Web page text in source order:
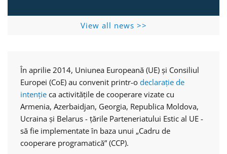
View all news >>
În aprilie 2014, Uniunea Europeană (UE) și Consiliul
Europei (CoE) au convenit printr-o declarație de
intenție ca activitățile de cooperare vizate cu
Armenia, Azerbaidjan, Georgia, Republica Moldova,
Ucraina și Belarus - țările Parteneriatului Estic al UE -
să fie implementate în baza unui „Cadru de
cooperare programatică” (CCP).